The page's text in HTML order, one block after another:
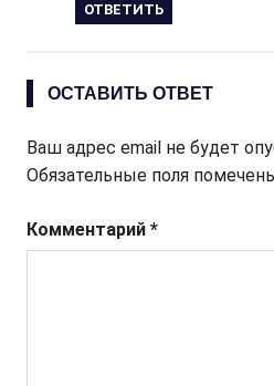
ОТВЕТИТЬ
ОСТАВИТЬ ОТВЕТ
Ваш адрес email не будет
Обязательные поля
Комментарий *